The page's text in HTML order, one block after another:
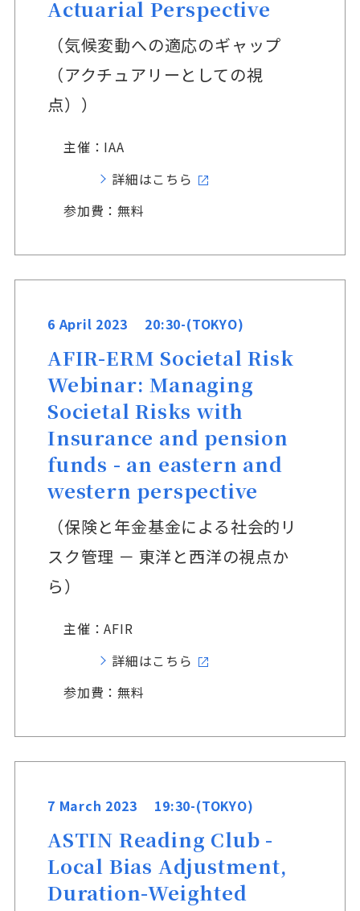
Actuarial Perspective
（気候変動への適応のギャップ
（アクチュアリーとしての視
点））
主催：IAA
詳細はこちら
参加費：無料
6 April 2023 20:30-(TOKYO)
AFIR-ERM Societal Risk
Webinar: Managing
Societal Risks with
Insurance and pension
funds - an eastern and
western perspective
（保険と年金基金による社会的リ
スク管理 － 東洋と西洋の視点か
ら）
主催：AFIR
詳細はこちら
参加費：無料
7 March 2023 19:30-(TOKYO)
ASTIN Reading Club -
Local Bias Adjustment,
Duration-Weighted